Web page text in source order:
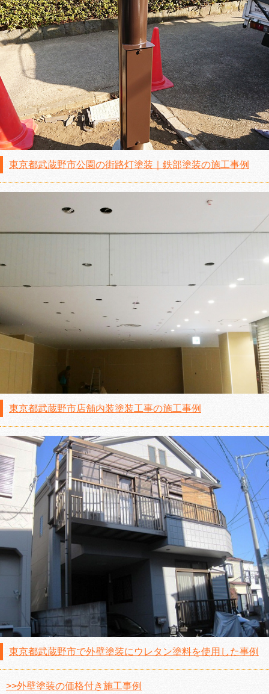
東京都武蔵野市公園の街路灯塗装｜鉄部塗装の施工事例
東京都武蔵野市店舗内装塗装工事の施工事例
東京都武蔵野市で外壁塗装にウレタン塗料を使用した事例
>>外壁塗装の価格付き施工事例